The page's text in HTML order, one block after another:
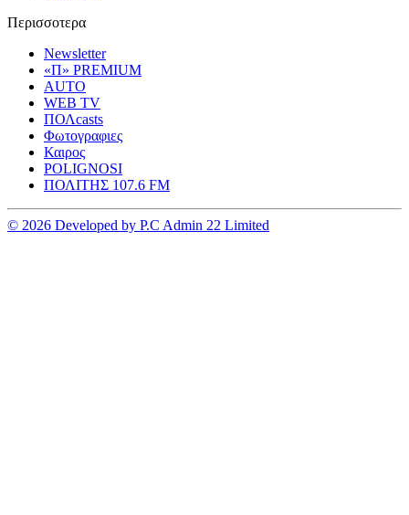
Περισσοτερα
Newsletter
«Π» PREMIUM
AUTO
WEB TV
ΠΟΛcasts
Φωτογραφιες
Καιρος
POLIGNOSI
ΠΟΛΙΤΗΣ 107.6 FM
© 2026 Developed by P.C Admin 22 Limited